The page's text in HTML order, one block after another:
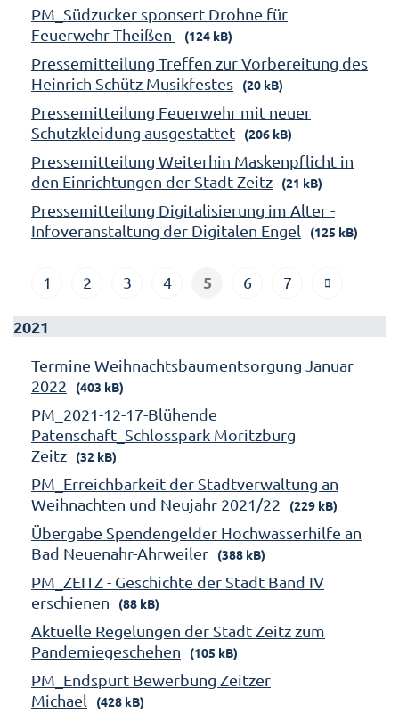
PM_Südzucker sponsert Drohne für
Feuerwehr Theißen
(124 kB)
Pressemitteilung Treffen zur Vorbereitung des
Heinrich Schütz Musikfestes
(20 kB)
Pressemitteilung Feuerwehr mit neuer
Schutzkleidung ausgestattet
(206 kB)
Pressemitteilung Weiterhin Maskenpflicht in
den Einrichtungen der Stadt Zeitz
(21 kB)
Pressemitteilung Digitalisierung im Alter -
Infoveranstaltung der Digitalen Engel
(125 kB)
1 2 3 4 5 6 7
2021
Termine Weihnachtsbaumentsorgung Januar
2022
(403 kB)
PM_2021-12-17-Blühende
Patenschaft_Schlosspark Moritzburg
Zeitz
(32 kB)
PM_Erreichbarkeit der Stadtverwaltung an
Weihnachten und Neujahr 2021/22
(229 kB)
Übergabe Spendengelder Hochwasserhilfe an
Bad Neuenahr-Ahrweiler
(388 kB)
PM_ZEITZ - Geschichte der Stadt Band IV
erschienen
(88 kB)
Aktuelle Regelungen der Stadt Zeitz zum
Pandemiegeschehen
(105 kB)
PM_Endspurt Bewerbung Zeitzer
Michael
(428 kB)